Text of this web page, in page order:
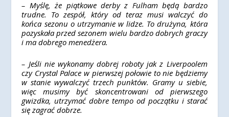
– Myślę, że piątkowe derby z Fulham będą bardzo
trudne. To zespół, który od teraz musi walczyć do
końca sezonu o utrzymanie w lidze. To drużyna, która
pozyskała przed sezonem wielu bardzo dobrych graczy
i ma dobrego menedżera.
– Jeśli nie wykonamy dobrej roboty jak z Liverpoolem
czy Crystal Palace w pierwszej połowie to nie będziemy
w stanie wywalczyć trzech punktów. Gramy u siebie,
więc musimy być skoncentrowani od pierwszego
gwizdka, utrzymać dobre tempo od początku i starać
się zagrać dobrze.